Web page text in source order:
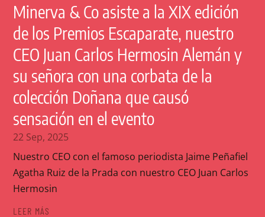
Minerva & Co asiste a la XIX edición
de los Premios Escaparate, nuestro
CEO Juan Carlos Hermosin Alemán y
su señora con una corbata de la
colección Doñana que causó
sensación en el evento
22 Sep, 2025
Nuestro CEO con el famoso periodista Jaime Peñafiel
Agatha Ruiz de la Prada con nuestro CEO Juan Carlos
Hermosin
LEER MÁS